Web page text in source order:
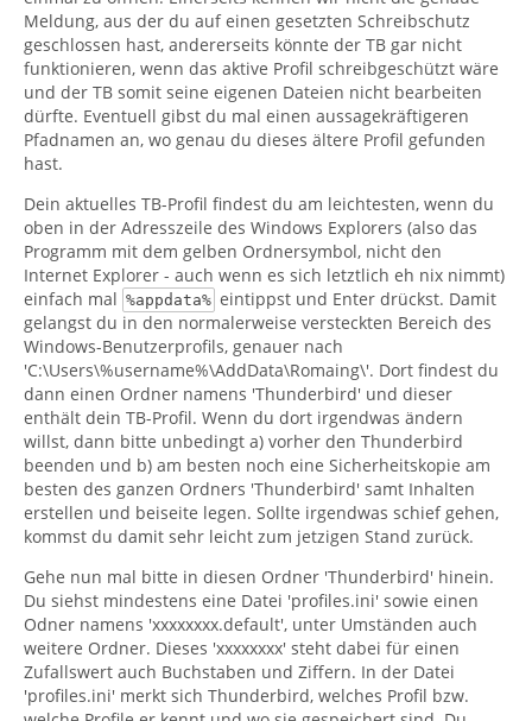
Meldung, aus der du auf einen gesetzten Schreibschutz
geschlossen hast, andererseits könnte der TB gar nicht
funktionieren, wenn das aktive Profil schreibgeschützt wäre
und der TB somit seine eigenen Dateien nicht bearbeiten
dürfte. Eventuell gibst du mal einen aussagekräftigeren
Pfadnamen an, wo genau du dieses ältere Profil gefunden
hast.
Dein aktuelles TB-Profil findest du am leichtesten, wenn du
oben in der Adresszeile des Windows Explorers (also das
Programm mit dem gelben Ordnersymbol, nicht den
Internet Explorer - auch wenn es sich letztlich eh nix nimmt)
einfach mal %appdata% eintippst und Enter drückst. Damit
gelangst du in den normalerweise versteckten Bereich des
Windows-Benutzerprofils, genauer nach
'C:\Users\%username%\AddData\Romaing\'. Dort findest du
dann einen Ordner namens 'Thunderbird' und dieser
enthält dein TB-Profil. Wenn du dort irgendwas ändern
willst, dann bitte unbedingt a) vorher den Thunderbird
beenden und b) am besten noch eine Sicherheitskopie am
besten des ganzen Ordners 'Thunderbird' samt Inhalten
erstellen und beiseite legen. Sollte irgendwas schief gehen,
kommst du damit sehr leicht zum jetzigen Stand zurück.
Gehe nun mal bitte in diesen Ordner 'Thunderbird' hinein.
Du siehst mindestens eine Datei 'profiles.ini' sowie einen
Odner namens 'xxxxxxxx.default', unter Umständen auch
weitere Ordner. Dieses 'xxxxxxxx' steht dabei für einen
Zufallswert auch Buchstaben und Ziffern. In der Datei
'profiles.ini' merkt sich Thunderbird, welches Profil bzw.